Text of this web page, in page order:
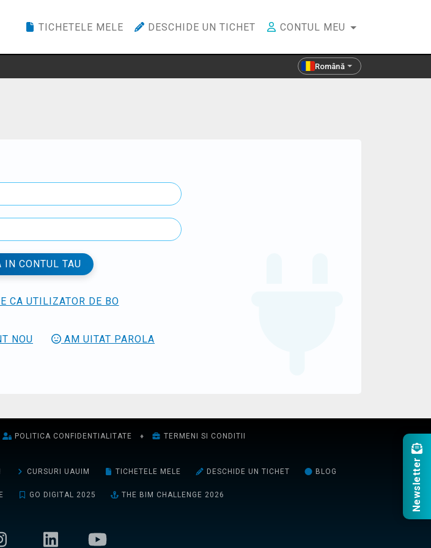
TICHETELE MELE DESCHIDE UN TICHET CONTUL MEU
Română
CONTUL TAU
CA UTILIZATOR DE BO
NOU AM UITAT PAROLA
POLITICA CONFIDENTIALITATE ♦ TERMENI SI CONDITII
CURSURI UAUIM TICHETELE MELE DESCHIDE UN TICHET BLOG
GO DIGITAL 2025 THE BIM CHALLENGE 2026 Newsletter